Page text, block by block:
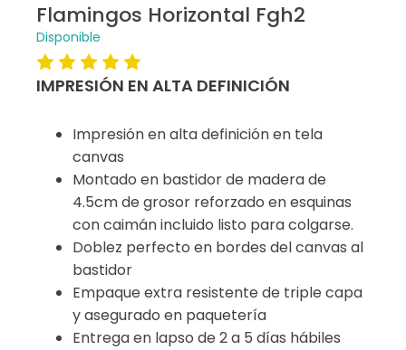
Flamingos Horizontal Fgh2
Disponible
IMPRESIÓN EN ALTA DEFINICIÓN
Impresión en alta definición en tela
canvas
Montado en bastidor de madera de
4.5cm de grosor reforzado en esquinas
con caimán incluido listo para colgarse.
Doblez perfecto en bordes del canvas al
bastidor
Empaque extra resistente de triple capa
y asegurado en paquetería
Entrega en lapso de 2 a 5 días hábiles